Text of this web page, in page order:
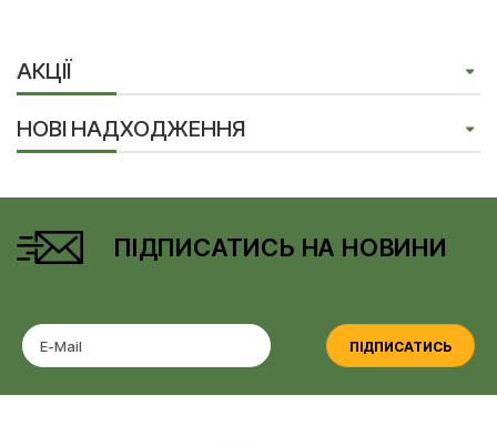
АКЦІЇ
НОВІ НАДХОДЖЕННЯ
ПІДПИСАТИСЬ НА НОВИНИ
ПІДПИСАТИСЬ